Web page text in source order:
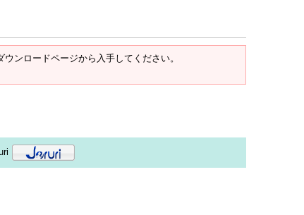
ンロードページから入手してください。